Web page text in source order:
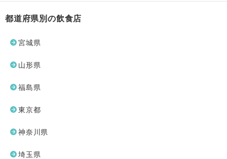
都道府県別の飲食店
宮城県
山形県
福島県
東京都
神奈川県
埼玉県